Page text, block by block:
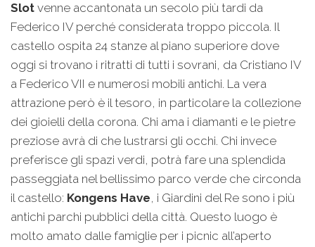
Slot venne accantonata un secolo più tardi da
Federico IV perché considerata troppo piccola. Il
castello ospita 24 stanze al piano superiore dove
oggi si trovano i ritratti di tutti i sovrani, da Cristiano IV
a Federico VII e numerosi mobili antichi. La vera
attrazione però è il tesoro, in particolare la collezione
dei gioielli della corona. Chi ama i diamanti e le pietre
preziose avrà di che lustrarsi gli occhi. Chi invece
preferisce gli spazi verdi, potrà fare una splendida
passeggiata nel bellissimo parco verde che circonda
il castello: Kongens Have, i Giardini del Re sono i più
antichi parchi pubblici della città. Questo luogo è
molto amato dalle famiglie per i picnic all’aperto